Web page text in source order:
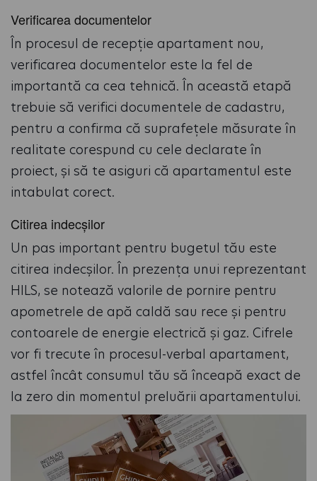
Verificarea documentelor
În procesul de recepție apartament nou,
verificarea documentelor este la fel de
importantă ca cea tehnică. În această etapă
trebuie să verifici documentele de cadastru,
pentru a confirma că suprafețele măsurate în
realitate corespund cu cele declarate în
proiect, și să te asiguri că apartamentul este
intabulat corect.
Citirea indecșilor
Un pas important pentru bugetul tău este
citirea indecșilor. În prezența unui reprezentant
HILS, se notează valorile de pornire pentru
apometrele de apă caldă sau rece și pentru
contoarele de energie electrică și gaz. Cifrele
vor fi trecute în procesul-verbal apartament,
astfel încât consumul tău să înceapă exact de
la zero din momentul preluării apartamentului.